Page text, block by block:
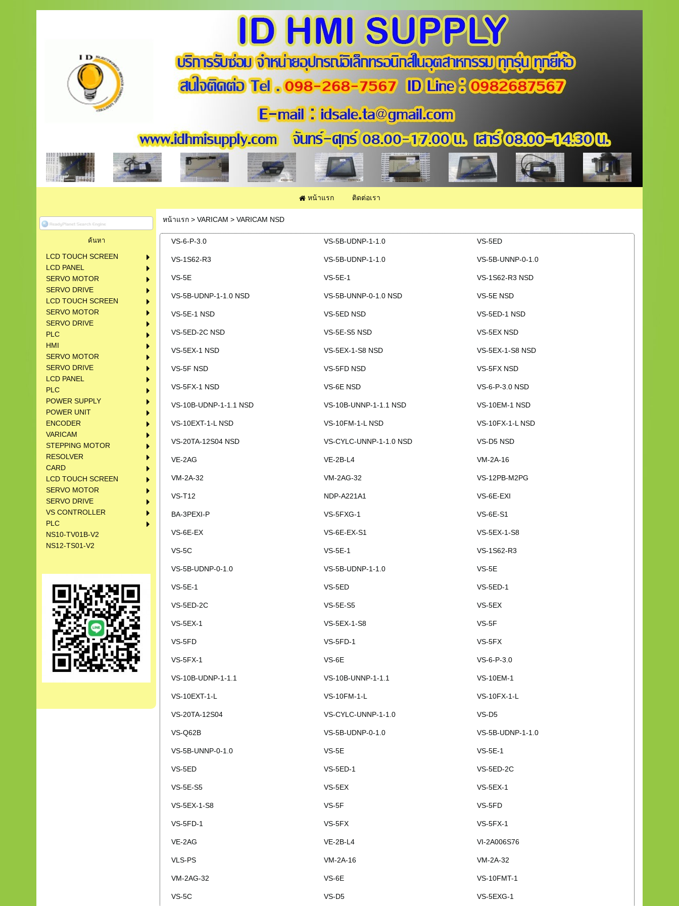
หน้าแรก ติดต่อเรา
LCD TOUCH SCREEN
LCD PANEL
SERVO MOTOR
SERVO DRIVE
LCD TOUCH SCREEN
SERVO MOTOR
SERVO DRIVE
PLC
HMI
SERVO MOTOR
SERVO DRIVE
LCD PANEL
PLC
POWER SUPPLY
POWER UNIT
ENCODER
VARICAM
STEPPING MOTOR
RESOLVER
CARD
LCD TOUCH SCREEN
SERVO MOTOR
SERVO DRIVE
VS CONTROLLER
PLC
NS10-TV01B-V2
NS12-TS01-V2
หน้าแรก> VARICAM > VARICAM NSD
VS-6-P-3.0 VS-5B-UDNP-1-1.0 VS-5ED
VS-1S62-R3 VS-5B-UDNP-1-1.0 VS-5B-UNNP-0-1.0
VS-5E VS-5E-1 VS-1S62-R3 NSD
VS-5B-UDNP-1-1.0 NSD VS-5B-UNNP-0-1.0 NSD VS-5E NSD
VS-5E-1 NSD VS-5ED NSD VS-5ED-1 NSD
VS-5ED-2C NSD VS-5E-S5 NSD VS-5EX NSD
VS-5EX-1 NSD VS-5EX-1-S8 NSD VS-5EX-1-S8 NSD
VS-5F NSD VS-5FD NSD VS-5FX NSD
VS-5FX-1 NSD VS-6E NSD VS-6-P-3.0 NSD
VS-10B-UDNP-1-1.1 NSD VS-10B-UNNP-1-1.1 NSD VS-10EM-1 NSD
VS-10EXT-1-L NSD VS-10FM-1-L NSD VS-10FX-1-L NSD
VS-20TA-12S04 NSD VS-CYLC-UNNP-1-1.0 NSD VS-D5 NSD
VE-2AG VE-2B-L4 VM-2A-16
VM-2A-32 VM-2AG-32 VS-12PB-M2PG
VS-T12 NDP-A221A1 VS-6E-EXI
BA-3PEXI-P VS-5FXG-1 VS-6E-S1
VS-6E-EX VS-6E-EX-S1 VS-5EX-1-S8
VS-5C VS-5E-1 VS-1S62-R3
VS-5B-UDNP-0-1.0 VS-5B-UDNP-1-1.0 VS-5E
VS-5E-1 VS-5ED VS-5ED-1
VS-5ED-2C VS-5E-S5 VS-5EX
VS-5EX-1 VS-5EX-1-S8 VS-5F
VS-5FD VS-5FD-1 VS-5FX
VS-5FX-1 VS-6E VS-6-P-3.0
VS-10B-UDNP-1-1.1 VS-10B-UNNP-1-1.1 VS-10EM-1
VS-10EXT-1-L VS-10FM-1-L VS-10FX-1-L
VS-20TA-12S04 VS-CYLC-UNNP-1-1.0 VS-D5
VS-Q62B VS-5B-UDNP-0-1.0 VS-5B-UDNP-1-1.0
VS-5B-UNNP-0-1.0 VS-5E VS-5E-1
VS-5ED VS-5ED-1 VS-5ED-2C
VS-5E-S5 VS-5EX VS-5EX-1
VS-5EX-1-S8 VS-5F VS-5FD
VS-5FD-1 VS-5FX VS-5FX-1
VE-2AG VE-2B-L4 VI-2A006S76
VLS-PS VM-2A-16 VM-2A-32
VM-2AG-32 VS-6E VS-10FMT-1
VS-5C VS-D5 VS-5EXG-1